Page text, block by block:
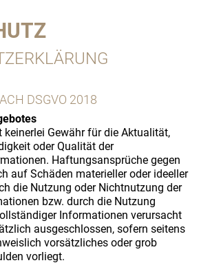
DSGVO 2018
keinerlei Gewähr für die Aktualität,
oder Qualität der
Haftungsansprüche gegen
auf Schäden materieller oder ideeller
die Nutzung oder Nichtnutzung der
bzw. durch die Nutzung
Informationen verursacht
ausgeschlossen, sofern seitens
vorsätzliches oder grob
vorliegt.